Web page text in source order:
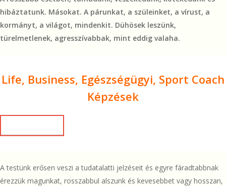
hibáztatunk. Másokat. A párunkat, a szüleinket, a vírust, a
kormányt, a világot, mindenkit. Dühösek leszünk,
türelmetlenek, agresszívabbak, mint eddig valaha.
Life, Business, Egészségügyi, Sport Coach
Képzések
A testünk erősen veszi a tudatalatti jelzéseit és egyre fáradtabbnak
érezzük magunkat, rosszabbul alszunk és kevesebbet vagy hosszan,